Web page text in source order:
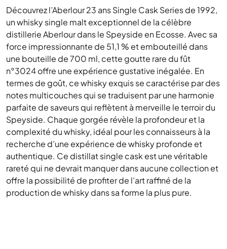
Découvrez l’Aberlour 23 ans Single Cask Series de 1992,
un whisky single malt exceptionnel de la célèbre
distillerie Aberlour dans le Speyside en Ecosse. Avec sa
force impressionnante de 51,1 % et embouteillé dans
une bouteille de 700 ml, cette goutte rare du fût
n°3024 offre une expérience gustative inégalée. En
termes de goût, ce whisky exquis se caractérise par des
notes multicouches qui se traduisent par une harmonie
parfaite de saveurs qui reflètent à merveille le terroir du
Speyside. Chaque gorgée révèle la profondeur et la
complexité du whisky, idéal pour les connaisseurs à la
recherche d’une expérience de whisky profonde et
authentique. Ce distillat single cask est une véritable
rareté qui ne devrait manquer dans aucune collection et
offre la possibilité de profiter de l’art raffiné de la
production de whisky dans sa forme la plus pure.